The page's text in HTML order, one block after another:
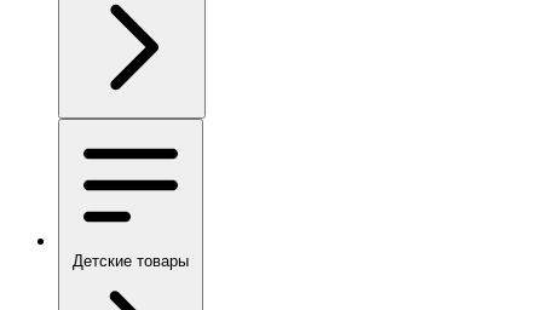
Детские товары